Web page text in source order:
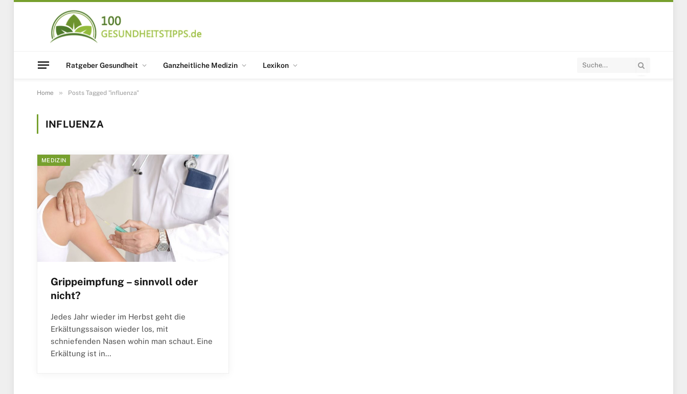
Ratgeber Gesundheit Ganzheitliche Medizin Lexikon
Home » Posts Tagged "influenza"
INFLUENZA
MEDIZIN
Grippeimpfung – sinnvoll oder
nicht?
Jedes Jahr wieder im Herbst geht die
Erkältungssaison wieder los, mit
schniefenden Nasen wohin man schaut. Eine
Erkältung ist in…